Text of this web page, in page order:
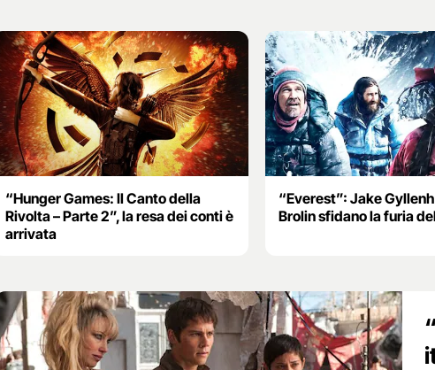
“Hunger Games: Il Canto della
Rivolta – Parte 2”, la resa dei conti è
arrivata
“Everest”: Jake
Brolin sfidano la furia